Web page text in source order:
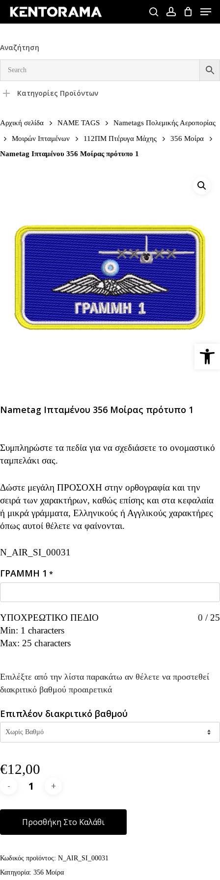
Skip
content
searchaccount
Menu
Αναζήτηση
Κατηγορίες Προϊόντων
Αρχική σελίδα NAME TAGS
Nametags Πολεμικής Αεροπορίας
Μοιρών Ιπταμένων
112ΠΜ Πτέρυγα Μάχης
356 Μοίρα
Nametag Ιπταμένου 356 Μοίρας πρότυπο 1
Nametag Ιπταμένου 356 Μοίρας πρότυπο 1
Συμπληρώστε τα πεδία για να σχεδιάσετε το ονομαστικό
ταμπελάκι σας.
Δώστε μεγάλη ΠΡΟΣΟΧΗ στην ορθογραφία και την
σειρά των χαρακτήρων, καθώς επίσης και στα κεφαλαία
ή μικρά γράμματα, Ελληνικούς ή Αγγλικούς χαρακτήρες
όπως αυτοί θέλετε να φαίνονται.
N_AIR_SI_00031
ΓΡΑΜΜΗ 1 *
0 / 25
ΥΠΟΧΡΕΩΤΙΚΟ ΠΕΔΙΟ
Min: 1 characters
Max: 25 characters
Επιλέξτε από την λίστα παρακάτω αν θέλετε να προστεθεί
διακριτικό βαθμού προαιρετικά
Επιπλέον διακριτικό βαθμού
€12,00
Προσθήκη Στο Καλάθι
Κωδικός προϊόντος: N_AIR_SI_00031
Κατηγορία: 356 Μοίρα